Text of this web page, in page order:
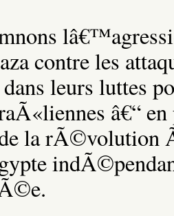
contre les
leurs luttes
â€“
la rÃ©volution